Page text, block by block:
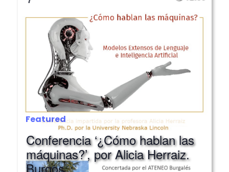
Featured
Conferencia ‘¿Cómo hablan las
máquinas?’, por Alicia Herraiz.
Burgos